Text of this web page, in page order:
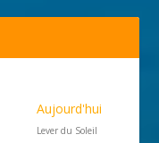
Aujourd'hui
Lever du Soleil